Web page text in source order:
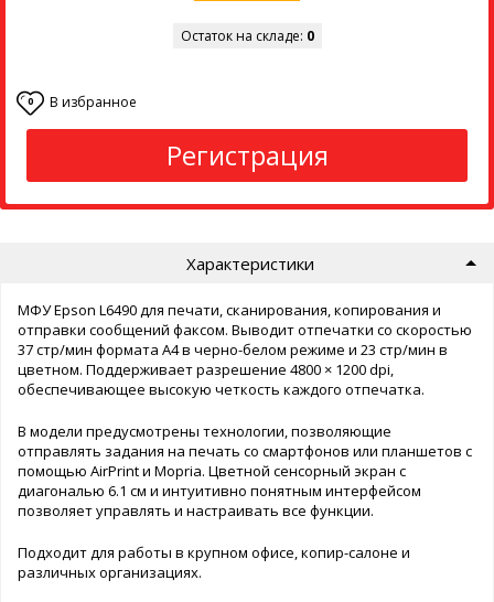
Остаток на складе: 0
0 В избранное
Регистрация
Характеристики
МФУ Epson L6490 для печати, сканирования, копирования и
отправки сообщений факсом. Выводит отпечатки со скоростью
37 стр/мин формата А4 в черно-белом режиме и 23 стр/мин в
цветном. Поддерживает разрешение 4800 × 1200 dpi,
обеспечивающее высокую четкость каждого отпечатка.
В модели предусмотрены технологии, позволяющие
отправлять задания на печать со смартфонов или планшетов с
помощью AirPrint и Mopria. Цветной сенсорный экран с
диагональю 6.1 см и интуитивно понятным интерфейсом
позволяет управлять и настраивать все функции.
Подходит для работы в крупном офисе, копир-салоне и
различных организациях.